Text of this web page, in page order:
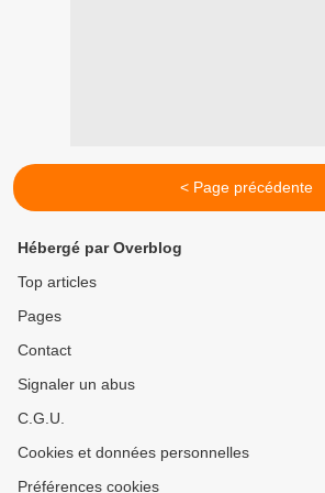
< Page précédente
Hébergé par Overblog
Top articles
Pages
Contact
Signaler un abus
C.G.U.
Cookies et données personnelles
Préférences cookies